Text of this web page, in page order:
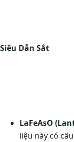
Siêu Dẫn Sắt
LaFeAsO
liệu này có